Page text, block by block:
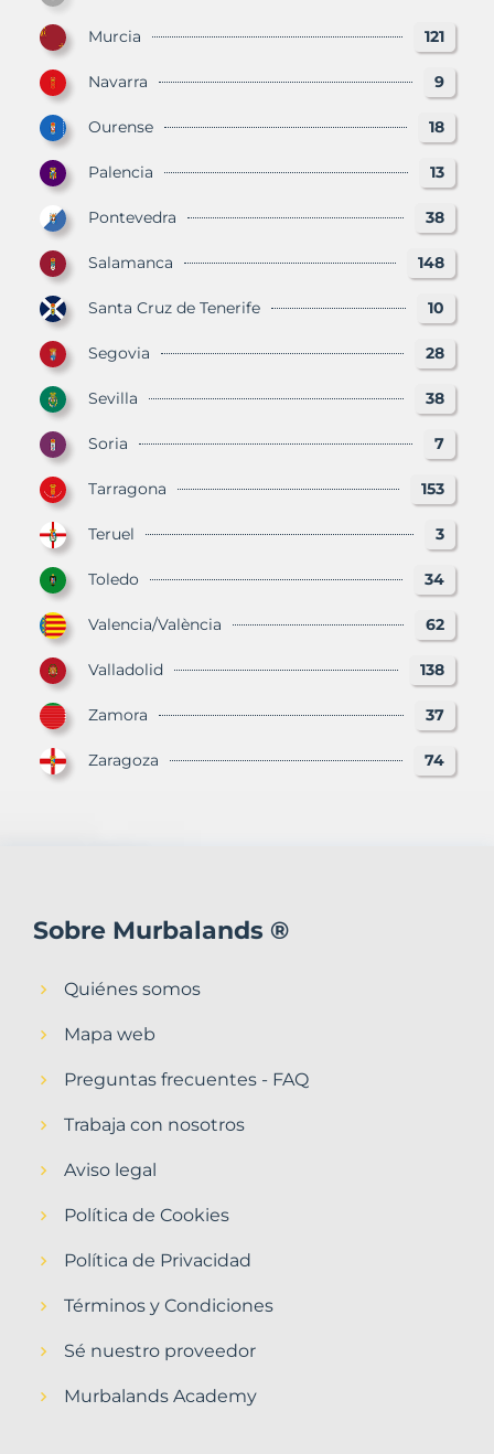
Murcia 121
Navarra 9
Ourense 18
Palencia 13
Pontevedra 38
Salamanca 148
Santa Cruz de Tenerife 10
Segovia 28
Sevilla 38
Soria 7
Tarragona 153
Teruel 3
Toledo 34
Valencia/València 62
Valladolid 138
Zamora 37
Zaragoza 74
Sobre Murbalands ®
Quiénes somos
Mapa web
Preguntas frecuentes - FAQ
Trabaja con nosotros
Aviso legal
Política de Cookies
Política de Privacidad
Términos y Condiciones
Sé nuestro proveedor
Murbalands Academy